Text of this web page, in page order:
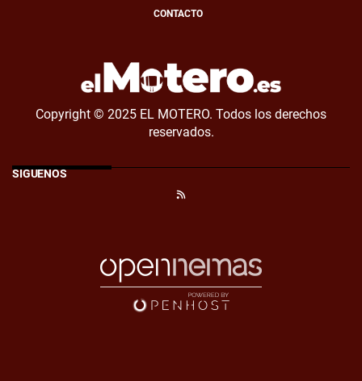
CONTACTO
Copyright © 2025 EL MOTERO. Todos los derechos
reservados.
SÍGUENOS